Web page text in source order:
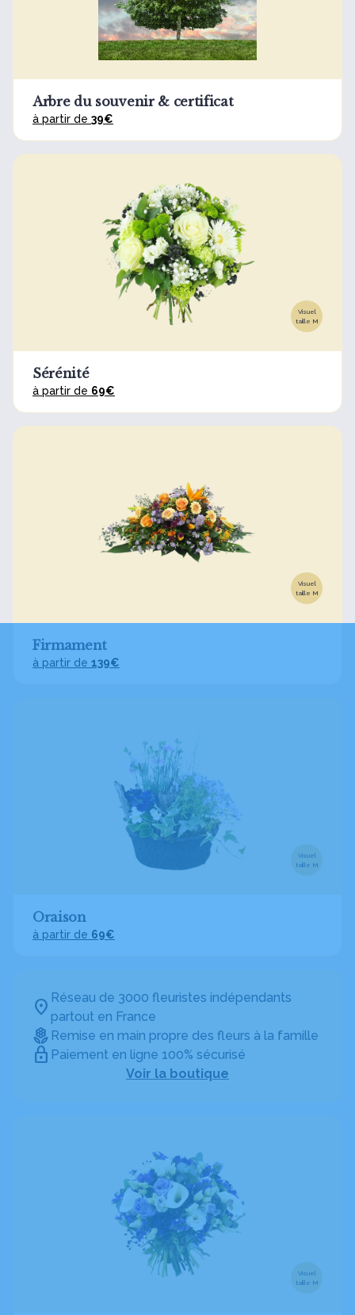
Réseau de 3000 fleuristes indépendants
partout en France
Remise en main propre des fleurs à la famille
Paiement en ligne 100% sécurisé
Voir la boutique
Arbre du souvenir & certificat
à partir de 39€
Visuel
taille M
Sérénité
à partir de 69€
Visuel
taille M
Firmament
à partir de 139€
Visuel
taille M
Oraison
à partir de 69€
Visuel
taille M